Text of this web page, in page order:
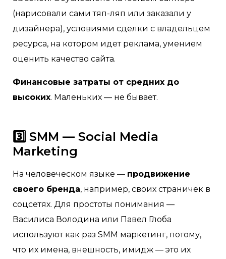
(нарисовали сами тяп-ляп или заказали у
дизайнера), условиями сделки с владельцем
ресурса, на котором идет реклама, умением
оценить качество сайта.
Финансовые затраты от средних до
высоких. Маленьких — не бывает.
3️⃣ SMM — Social Media
Marketing
На человеческом языке — продвижение
своего бренда, например, своих страничек в
соцсетях. Для простоты понимания —
Василиса Володина или Павел Глоба
используют как раз SMM маркетинг, потому,
что их имена, внешность, имидж — это их